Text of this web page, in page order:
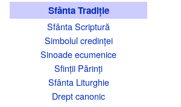
Sfânta Tradiție
Sfânta Scriptură
Simbolul credinței
Sinoade ecumenice
Sfinții Părinți
Sfânta Liturghie
Drept canonic